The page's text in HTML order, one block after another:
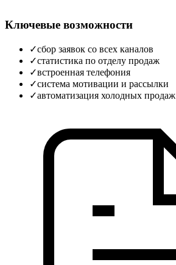
Ключевые возможности
✓сбор заявок со всех каналов
✓статистика по отделу продаж
✓встроенная телефония
✓система мотивации и рассылки
✓автоматизация холодных продаж